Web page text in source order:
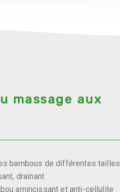
massage aux
bambous de différentes tailles
drainant
amincissant et anti-cellulite